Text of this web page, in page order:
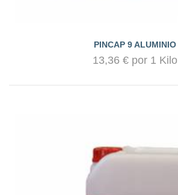
PINCAP 9 ALUMINIO
13,36 € por 1 Kilo